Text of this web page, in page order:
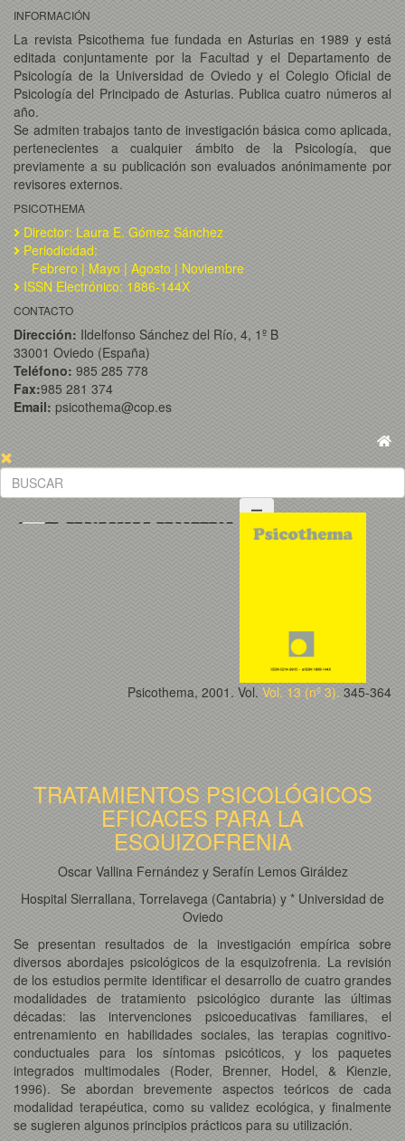
INFORMACIÓN
La revista Psicothema fue fundada en Asturias en 1989 y está
editada conjuntamente por la Facultad y el Departamento de
Psicología de la Universidad de Oviedo y el Colegio Oficial de
Psicología del Principado de Asturias. Publica cuatro números al
año.
Se admiten trabajos tanto de investigación básica como aplicada,
pertenecientes a cualquier ámbito de la Psicología, que
previamente a su publicación son evaluados anónimamente por
revisores externos.
PSICOTHEMA
Director: Laura E. Gómez Sánchez
Periodicidad:
Febrero | Mayo | Agosto | Noviembre
ISSN Electrónico: 1886-144X
CONTACTO
Dirección: Ildelfonso Sánchez del Río, 4, 1º B
33001 Oviedo (España)
Teléfono: 985 285 778
Fax:985 281 374
Email: psicothema@cop.es
Psicothema, 2001. Vol. Vol. 13 (nº 3). 345-364
TRATAMIENTOS PSICOLÓGICOS
EFICACES PARA LA
ESQUIZOFRENIA
Oscar Vallina Fernández y Serafín Lemos Giráldez
Hospital Sierrallana, Torrelavega (Cantabria) y * Universidad de
Oviedo
Se presentan resultados de la investigación empírica sobre
diversos abordajes psicológicos de la esquizofrenia. La revisión
de los estudios permite identificar el desarrollo de cuatro grandes
modalidades de tratamiento psicológico durante las últimas
décadas: las intervenciones psicoeducativas familiares, el
entrenamiento en habilidades sociales, las terapias cognitivo-
conductuales para los síntomas psicóticos, y los paquetes
integrados multimodales (Roder, Brenner, Hodel, & Kienzie,
1996). Se abordan brevemente aspectos teóricos de cada
modalidad terapéutica, como su validez ecológica, y finalmente
se sugieren algunos principios prácticos para su utilización.